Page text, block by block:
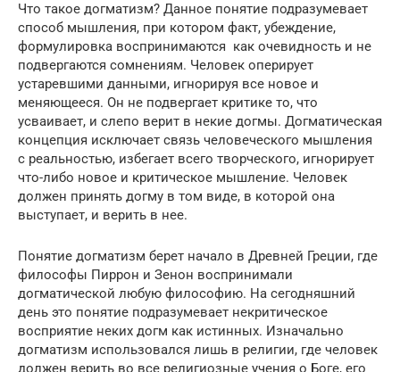
Что такое догматизм? Данное понятие подразумевает
способ мышления, при котором факт, убеждение,
формулировка воспринимаются как очевидность и не
подвергаются сомнениям. Человек оперирует
устаревшими данными, игнорируя все новое и
меняющееся. Он не подвергает критике то, что
усваивает, и слепо верит в некие догмы. Догматическая
концепция исключает связь человеческого мышления
с реальностью, избегает всего творческого, игнорирует
что-либо новое и критическое мышление. Человек
должен принять догму в том виде, в которой она
выступает, и верить в нее.
Понятие догматизм берет начало в Древней Греции, где
философы Пиррон и Зенон воспринимали
догматической любую философию. На сегодняшний
день это понятие подразумевает некритическое
восприятие неких догм как истинных. Изначально
догматизм использовался лишь в религии, где человек
должен верить во все религиозные учения о Боге, его